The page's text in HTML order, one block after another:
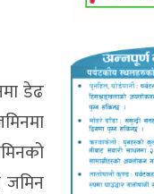
डेढ
जमिन